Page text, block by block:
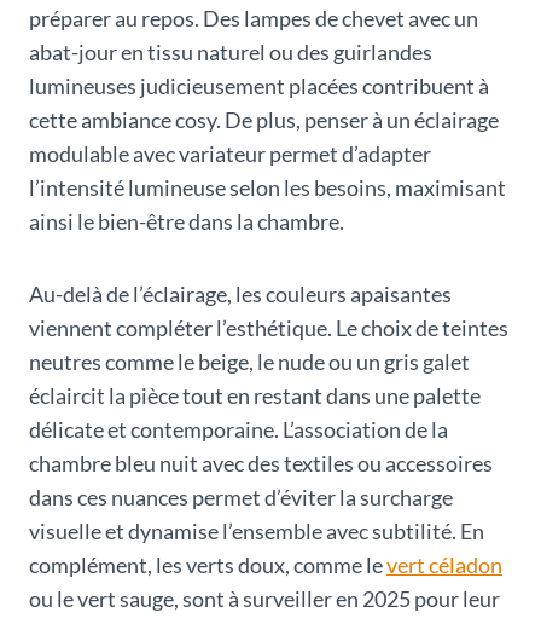
préparer au repos. Des lampes de chevet avec un
abat-jour en tissu naturel ou des guirlandes
lumineuses judicieusement placées contribuent à
cette ambiance cosy. De plus, penser à un éclairage
modulable avec variateur permet d’adapter
l’intensité lumineuse selon les besoins, maximisant
ainsi le bien-être dans la chambre.
Au-delà de l’éclairage, les couleurs apaisantes
viennent compléter l’esthétique. Le choix de teintes
neutres comme le beige, le nude ou un gris galet
éclaircit la pièce tout en restant dans une palette
délicate et contemporaine. L’association de la
chambre bleu nuit avec des textiles ou accessoires
dans ces nuances permet d’éviter la surcharge
visuelle et dynamise l’ensemble avec subtilité. En
complément, les verts doux, comme levert céladon
ou le vert sauge, sont à surveiller en 2025 pour leur